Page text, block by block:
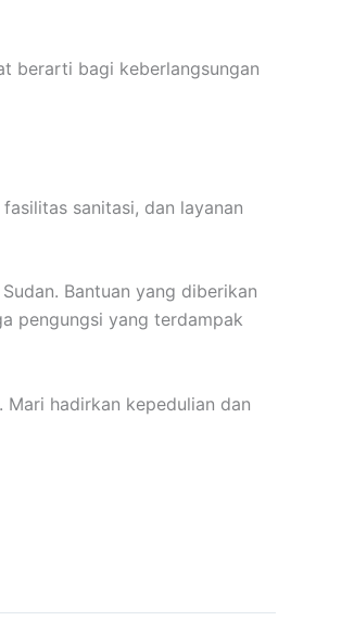
berarti bagi keberlangsungan
sanitasi, dan layanan
Bantuan yang diberikan
pengungsi yang terdampak
hadirkan kepedulian dan